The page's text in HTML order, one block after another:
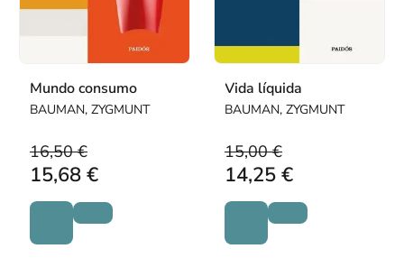
Mundo consumo
BAUMAN, ZYGMUNT
16,50 €
15,68 €
Vida líquida
BAUMAN, ZYGMUNT
15,00 €
14,25 €